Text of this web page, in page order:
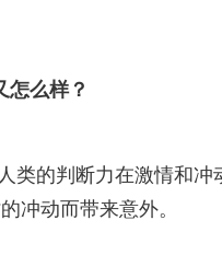
怎么样？
类的判断力在激情和冲
冲动而带来意外。